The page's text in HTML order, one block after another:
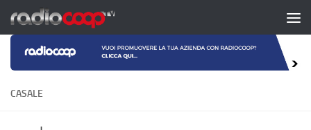
Salta al contenuto
CASALE